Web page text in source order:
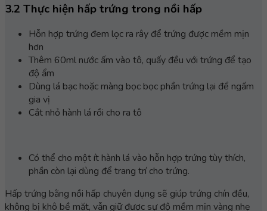
3.2 Thực hiện hấp trứng trong nồi hấp
Hỗn hợp trứng đem lọc ra rây để trứng được mềm mịn
hơn
Thêm 60ml nước ấm vào tô, quấy đều với trứng để tạo
độ ẩm
Dùng lá bạc hoặc màng bọc bọc phần trứng lại để ngấm
gia vị
Cắt nhỏ hành lá rồi cho ra tô
Có thể cho một ít hành lá vào hỗn hợp trứng tùy thích,
phần còn lại dùng để trang trí cho trứng.
Hấp trứng bằng nồi hấp chuyên dụng sẽ giúp trứng chín đều,
không bị khô bề mặt, vẫn giữ được sự độ mềm mịn vàng nhẹ